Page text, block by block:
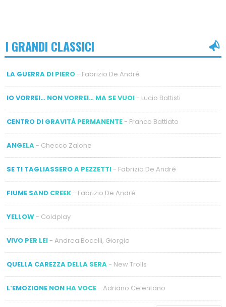
I GRANDI CLASSICI
LA GUERRA DI PIERO- Fabrizio De André
IO VORREI… NON VORREI… MA SE VUOI- Lucio Battisti
CENTRO DI GRAVITÀ PERMANENTE- Franco Battiato
ANGELA- Checco Zalone
SE TI TAGLIASSERO A PEZZETTI- Fabrizio De André
FIUME SAND CREEK- Fabrizio De André
YELLOW- Coldplay
VIVO PER LEI- Andrea Bocelli, Giorgia
QUELLA CAREZZA DELLA SERA- New Trolls
L’EMOZIONE NON HA VOCE- Adriano Celentano